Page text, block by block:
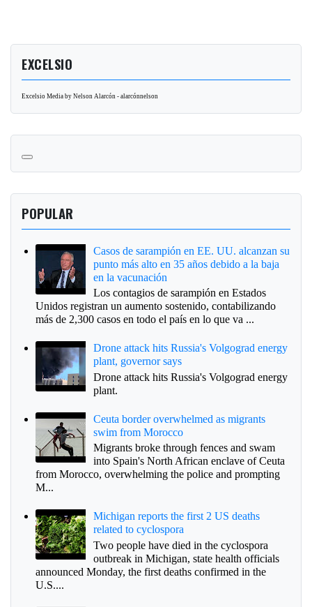
EXCELSIO
Excelsio Media by Nelson Alarcón - alarcónnelson
POPULAR
Casos de sarampión en EE. UU. alcanzan su
punto más alto en 35 años debido a la baja
en la vacunación
Los contagios de sarampión en Estados
Unidos registran un aumento sostenido, contabilizando
más de 2,300 casos en todo el país en lo que va ...
Drone attack hits Russia's Volgograd energy
plant, governor says
Drone attack hits Russia's Volgograd energy
plant.
Ceuta border overwhelmed as migrants
swim from Morocco
Migrants broke through fences and swam
into Spain's North African enclave of Ceuta
from Morocco, overwhelming the police and prompting
M...
Michigan reports the first 2 US deaths
related to cyclospora
Two people have died in the cyclospora
outbreak in Michigan, state health officials
announced Monday, the first deaths confirmed in the
U.S....